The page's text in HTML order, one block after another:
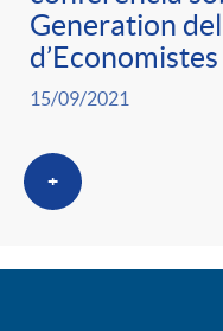
Generation del
d’Economistes
15/09/2021
+